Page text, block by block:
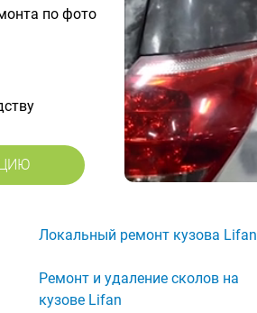
по фото
Локальный ремонт кузова Lifan
Ремонт и удаление сколов на
кузове Lifan